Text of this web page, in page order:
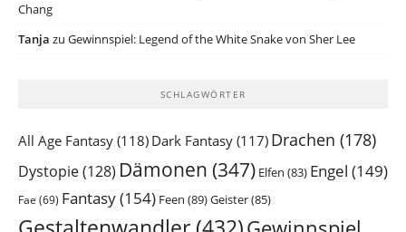
Chang
Tanja zu Gewinnspiel: Legend of the White Snake von Sher Lee
SCHLAGWÖRTER
All Age Fantasy (118) Dark Fantasy (117) Drachen (178)
Dystopie(128) Dämonen (347) Elfen (83) Engel (149)
Fae (69) Fantasy(154) Feen (89)Geister(85)